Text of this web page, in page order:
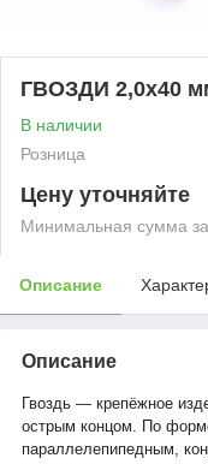
ГВОЗДИ 2,0х40
В наличии
Розница
Цену уточняйте
Минимальная сумма
Описание
Описание
Гвоздь — крепёжное
острым концом. По
параллелепипедным,